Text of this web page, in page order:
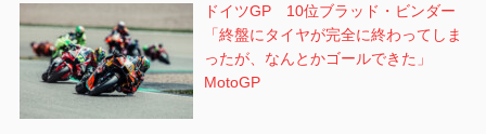
ドイツGP 10位ブラッド・ビンダー
「終盤にタイヤが完全に終わってしま
ったが、なんとかゴールできた」
MotoGP